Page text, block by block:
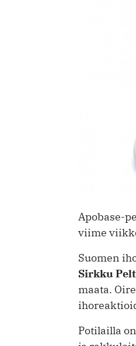
Apobase-
viime
Suomen
Sirkku
maata.
Potilailla